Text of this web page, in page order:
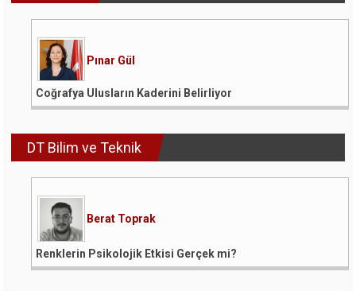
Pınar Gül
Coğrafya Ulusların Kaderini Belirliyor
DT Bilim ve Teknik
Berat Toprak
Renklerin Psikolojik Etkisi Gerçek mi?